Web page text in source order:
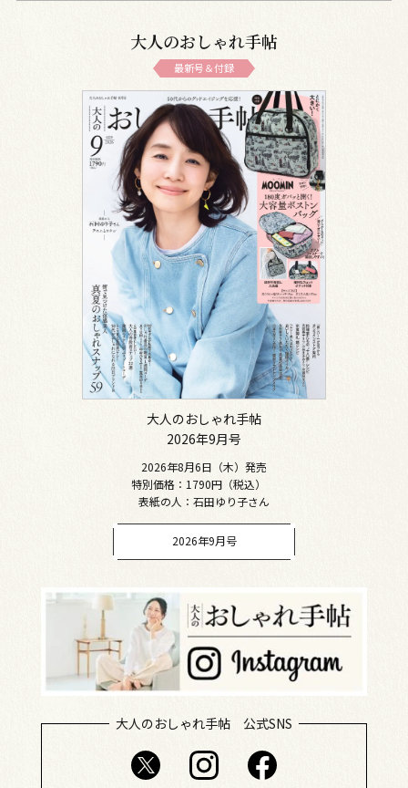
大人のおしゃれ手帖
最新号＆付録
大人のおしゃれ手帖
2026年9月号
2026年8月6日（木）発売
特別価格：1790円（税込）
表紙の人：石田ゆり子さん
2026年9月号
大人のおしゃれ手帖 公式SNS